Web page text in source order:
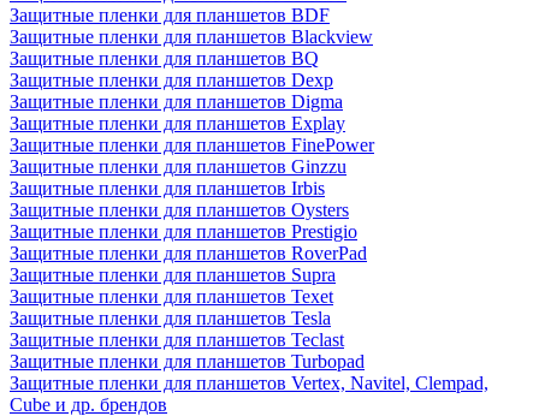
Защитные пленки для планшетов BDF
Защитные пленки для планшетов Blackview
Защитные пленки для планшетов BQ
Защитные пленки для планшетов Dexp
Защитные пленки для планшетов Digma
Защитные пленки для планшетов Explay
Защитные пленки для планшетов FinePower
Защитные пленки для планшетов Ginzzu
Защитные пленки для планшетов Irbis
Защитные пленки для планшетов Oysters
Защитные пленки для планшетов Prestigio
Защитные пленки для планшетов RoverPad
Защитные пленки для планшетов Supra
Защитные пленки для планшетов Texet
Защитные пленки для планшетов Tesla
Защитные пленки для планшетов Teclast
Защитные пленки для планшетов Turbopad
Защитные пленки для планшетов Vertex, Navitel, Clempad,
Cube и др. брендов